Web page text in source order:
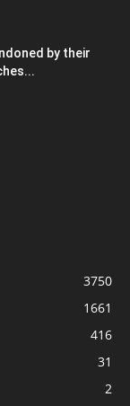
by their
3750
1661
416
31
2